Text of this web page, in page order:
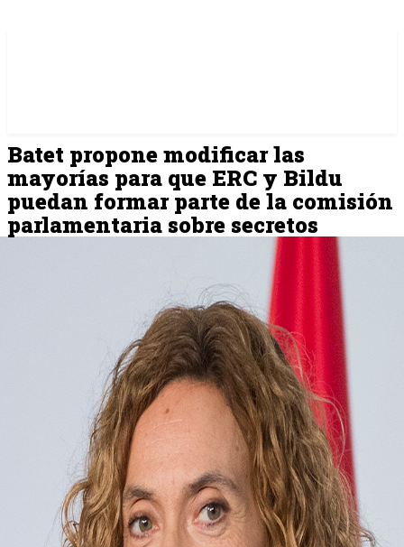
Batet propone modificar las
mayorías para que ERC y Bildu
puedan formar parte de la comisión
parlamentaria sobre secretos